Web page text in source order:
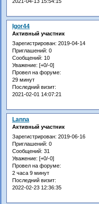
Igor44
Активный участник
Зарегистрирован: 2019-04-14
Приглашений: 0
Сообщений: 10
Уважение: [+0/-0]
Провел на форуме:
29 минут
Последний визит:
2021-02-01 14:07:21
Lanna
Активный участник
Зарегистрирован: 2019-06-16
Приглашений: 0
Сообщений: 31
Уважение: [+0/-0]
Провел на форуме:
2 часа 9 минут
Последний визит:
2022-02-23 12:36:35